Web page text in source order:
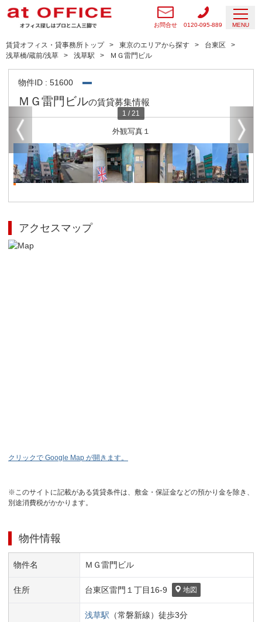
お問合せ 0120-095-889 MENU
賃貸オフィス・貸事務所トップ 東京のエリアから探す
台東区
浅草橋/蔵前/浅草
浅草駅 ＭＧ雷門ビル
物件ID : 51600
ＭＧ雷門ビルの賃貸募集情報
外観写真１
1 /21
アクセスマップ
クリックで Google Map が開きます。
※このサイトに記載がある賃貸条件は、敷金・保証金などの預かり金を除き、
別途消費税がかかります。
物件情報
物件名 ＭＧ雷門ビル
住所 台東区雷門１丁目 16-9 地図
浅草駅 （常磐新線） 徒歩3分